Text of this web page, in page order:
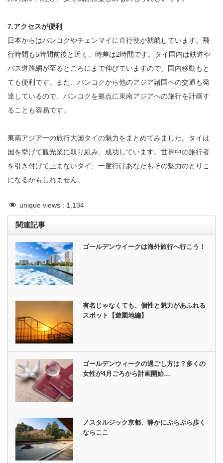
7.アクセスが便利
日本からはバンコクやチェンマイに直行便が就航しています。飛
行時間も5時間前後と近く、時差は2時間です。タイ国内は鉄道や
バス道路網が至るところにまで伸びていますので、国内移動もと
ても便利です。また、バンコクから他のアジア諸国への交通も発
達しているので、バンコクを拠点に東南アジアへの旅行を計画す
ることも容易です。
東南アジア一の旅行大国タイの魅力をまとめてみました。タイは
国を挙げて観光業に取り組み、成功しています。世界中の旅行者
を引き付けて止まないタイ、一度行けあなたもその魅力のとりこ
になるかもしれません。
unique views : 1,134
関連記事
ゴールデンウイークは海外旅行へ行こう！
有名じゃなくても、個性と魅力があふれる
スポット【遊園地編】
ゴールデンウィークの過ごし方は？多くの
女性が4月ごろから計画開始…
ノスタルジック京都、静かにぶらぶら歩く
ならここ